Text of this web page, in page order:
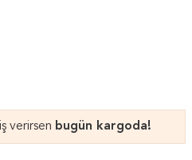
verirsen bugün kargoda!